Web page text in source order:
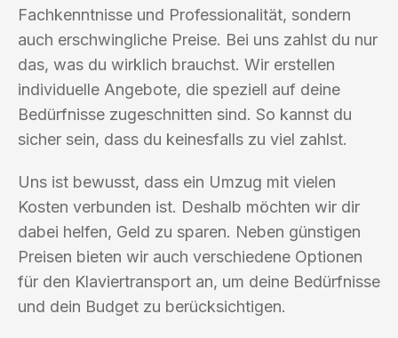
Fachkenntnisse und Professionalität, sondern
auch erschwingliche Preise. Bei uns zahlst du nur
das, was du wirklich brauchst. Wir erstellen
individuelle Angebote, die speziell auf deine
Bedürfnisse zugeschnitten sind. So kannst du
sicher sein, dass du keinesfalls zu viel zahlst.
Uns ist bewusst, dass ein Umzug mit vielen
Kosten verbunden ist. Deshalb möchten wir dir
dabei helfen, Geld zu sparen. Neben günstigen
Preisen bieten wir auch verschiedene Optionen
für den Klaviertransport an, um deine Bedürfnisse
und dein Budget zu berücksichtigen.